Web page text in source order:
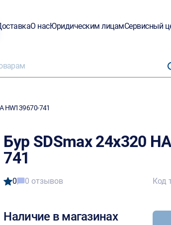
О насЮридическим лицамСервисный
HW139670-741
Бур SDSmax 24x320
741
0 0 отзывов
Наличие в магазинах
Код